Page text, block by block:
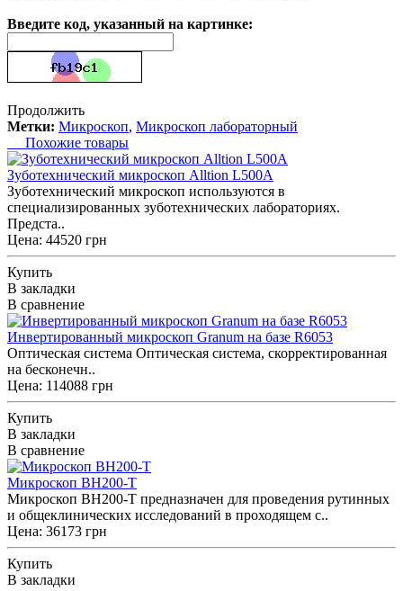
Введите код, указанный на картинке:
Продолжить
Метки: Микроскоп, Микроскоп лабораторный
Похожие товары
Зуботехнический микроскоп Alltion L500A
Зуботехнический микроскоп используются в
специализированных зуботехнических лабораториях.
Предста..
Цена: 44520 грн
Купить
В закладки
В сравнение
Инвертированный микроскоп Granum на базе R6053
Оптическая система Оптическая система, скорректированная
на бесконечн..
Цена: 114088 грн
Купить
В закладки
В сравнение
Микроскоп BH200-T
Микроскоп BH200-T предназначен для проведения рутинных
и общеклинических исследований в проходящем с..
Цена: 36173 грн
Купить
В закладки